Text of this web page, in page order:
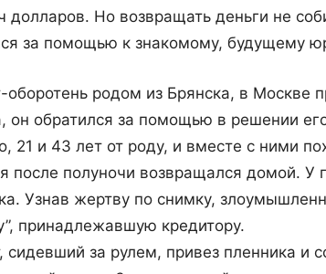
долларов. Но возвращать деньги не
за помощью к знакомому, будущему
оборотень родом из Брянска, в Москве
он обратился за помощью в решении
21 и 43 лет от роду, и вместе с ними
после полуночи возвращался домой. У
Узнав жертву по снимку,
принадлежавшую кредитору.
сидевший за рулем, привез пленника и